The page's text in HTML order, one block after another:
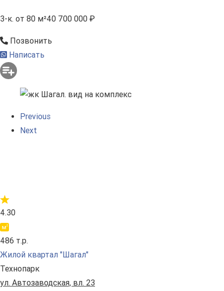
3-к. от 80 м²40 700 000 ₽
Позвонить
Написать
Previous
Next
4.30
486 т.р.
Жилой квартал "Шагал"
Технопарк
ул. Автозаводская, вл. 23